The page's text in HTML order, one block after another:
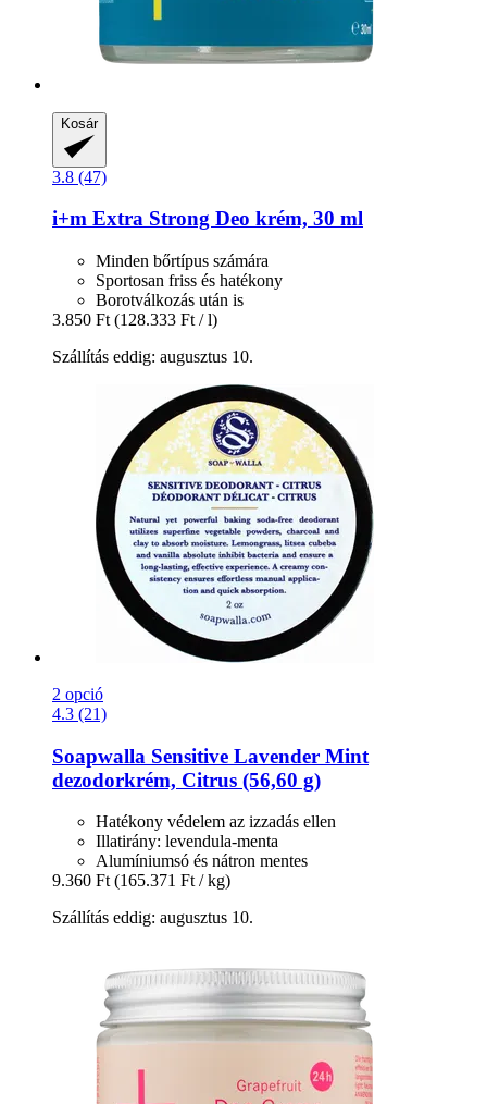
Kosár
3.8 (47)
i+m Extra Strong Deo krém, 30 ml
Minden bőrtípus számára
Sportosan friss és hatékony
Borotválkozás után is
3.850 Ft (128.333 Ft / l)
Szállítás eddig: augusztus 10.
2 opció
4.3 (21)
Soapwalla Sensitive Lavender Mint
dezodorkrém, Citrus (56,60 g)
Hatékony védelem az izzadás ellen
Illatirány: levendula-menta
Alumíniumsó és nátron mentes
9.360 Ft (165.371 Ft / kg)
Szállítás eddig: augusztus 10.